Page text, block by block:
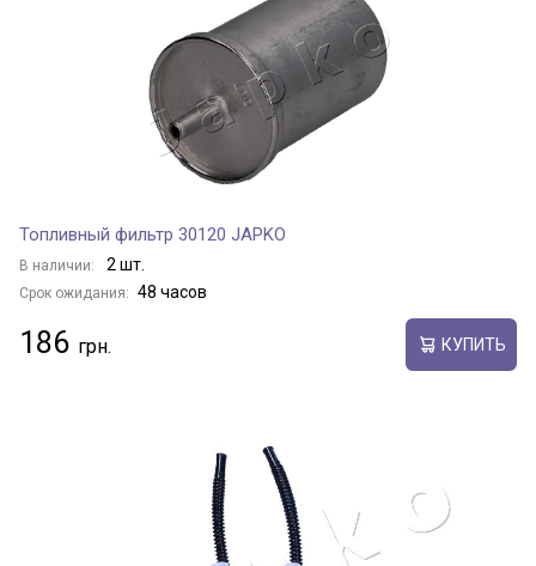
Топливный фильтр 30120 JAPKO
В наличии: 2 шт.
Срок ожидания: 48 часов
186 КУПИТЬ